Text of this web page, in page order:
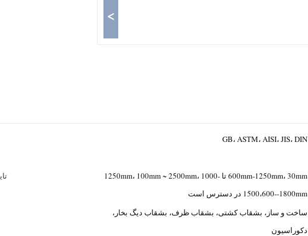
>
GB، ASTM، AISI، JIS، DIN
600mm-1250mm، 30mm تا 1250mm، 100mm ~ 2500mm، 1000-
1500،600--1800mm در دسترس است
ساخت و ساز، بشقاب کشتی، بشقاب ظرف، بشقاب دیگ بخار،
دکوراسیون